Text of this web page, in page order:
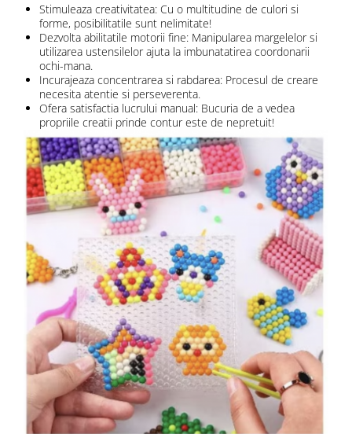
Stimuleaza creativitatea: Cu o multitudine de culori si
forme, posibilitatile sunt nelimitate!
Dezvolta abilitatile motorii fine: Manipularea margelelor si
utilizarea ustensilelor ajuta la imbunatatirea coordonarii
ochi-mana.
Incurajeaza concentrarea si rabdarea: Procesul de creare
necesita atentie si perseverenta.
Ofera satisfactia lucrului manual: Bucuria de a vedea
propriile creatii prinde contur este de nepretuit!